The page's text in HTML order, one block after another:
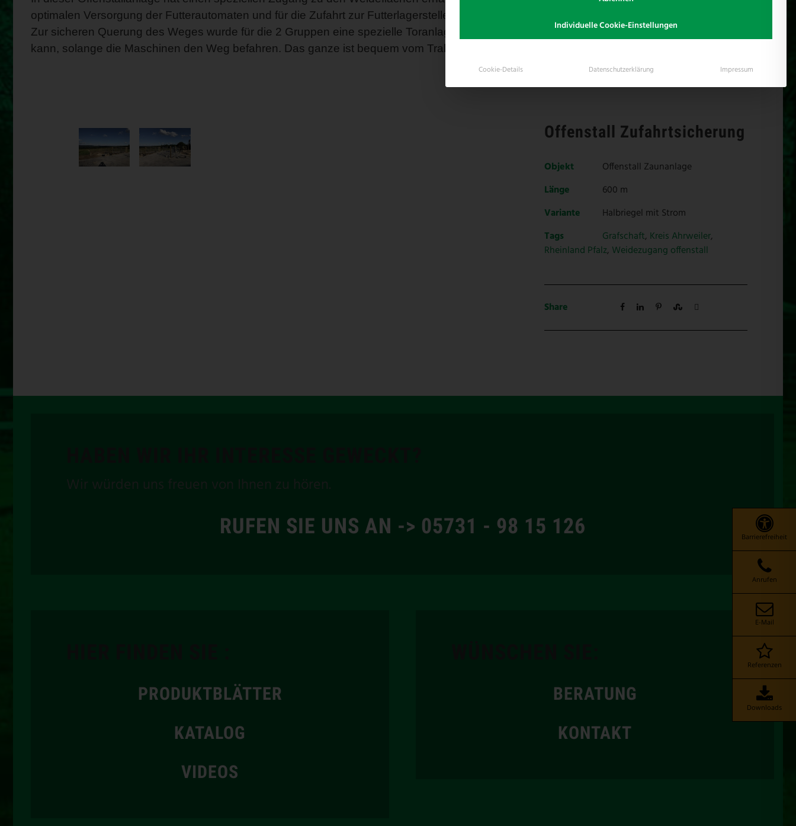
Barrierefreiheit
Anrufen
E-Mail
Referenzen
Downloads
optimalen Versorgung der Futterautomaten und für die Zufahrt zur Futterlagerstelle umfahren zu können.
Zur sicheren Querung des Weges wurde für die 2 Gruppen eine spezielle Toranlage eingebaut, mit der der Weidezugang verschlossen werden
kann, solange die Maschinen den Weg befahren. Das ganze ist bequem vom Traktor aus mittels Fernbedienung zu erreichen.
Offenstall Zufahrtsicherung
Objekt
Offenstall Zaunanlage
Länge
600 m
Variante
Halbriegel mit Strom
Tags
Grafschaft, Kreis Ahrweiler,
Rheinland Pfalz, Weidezugang offenstall
Share
RUFEN SIE UNS AN -> 05731 - 98 15 126
PRODUKTBLÄTTER
KATALOG
VIDEOS
BERATUNG
KONTAKT
Individuelle Cookie-Einstellungen
Cookie-Details Datenschutzerklärung Impressum